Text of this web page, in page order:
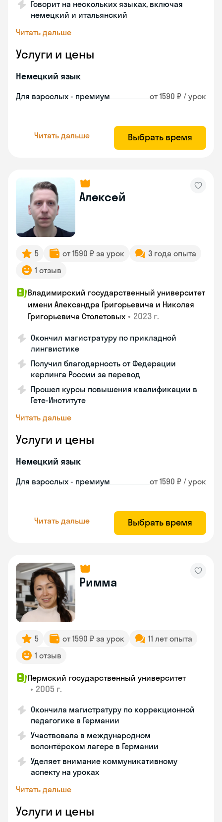
Говорит на нескольких языках, включая
немецкий и итальянский
Читать дальше
Услуги и цены
Немецкий язык
Для взрослых - премиум от 1590 ₽ / урок
Читать дальше Выбрать время
Алексей
5 от 1590 ₽ за урок
3 года опыта
1 отзыв
Владимирский государственный университет
имени Александра Григорьевича и Николая
Григорьевича Столетовых • 2023 г.
Окончил магистратуру по прикладной
лингвистике
Получил благодарность от Федерации
керлинга России за перевод
Прошел курсы повышения квалификации в
Гете-Институте
Читать дальше
Услуги и цены
Немецкий язык
Для взрослых - премиум от 1590 ₽ / урок
Читать дальше Выбрать время
Римма
5 от 1590 ₽ за урок
11 лет опыта
1 отзыв
Пермский государственный университет
• 2005 г.
Окончила магистратуру по коррекционной
педагогике в Германии
Участвовала в международном
волонтёрском лагере в Германии
Уделяет внимание коммуникативному
аспекту на уроках
Читать дальше
Услуги и цены